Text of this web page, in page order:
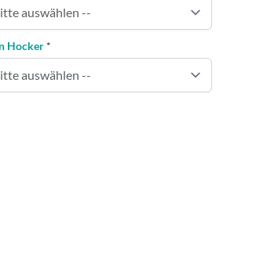
Hocker *